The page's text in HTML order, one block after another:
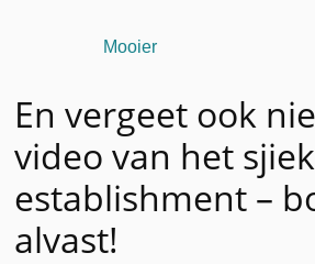
Mooier
En vergeet ook
video van het
establishment –
alvast!